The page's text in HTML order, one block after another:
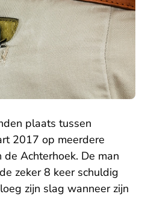
plaats tussen
2017 op meerdere
Achterhoek. De man
zeker 8 keer schuldig
zijn slag wanneer zijn